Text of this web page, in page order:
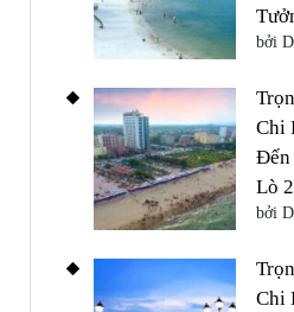
bởi
Chi
Đến
Lò
bởi
Chi